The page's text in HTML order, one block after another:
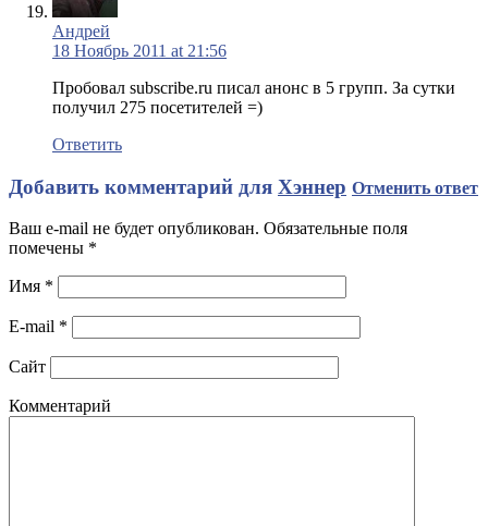
Андрей
18 Ноябрь 2011 at 21:56
Пробовал subscribe.ru писал анонс в 5 групп. За сутки
получил 275 посетителей =)
Ответить
Добавить комментарий для Хэннер Отменить ответ
Ваш e-mail не будет опубликован. Обязательные поля
помечены *
Имя *
E-mail *
Сайт
Комментарий